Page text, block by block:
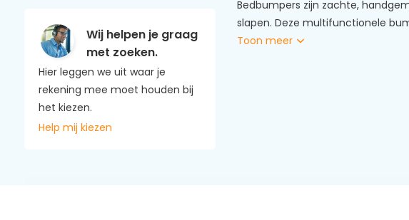
Wij helpen je graag
met zoeken.
Hier leggen we uit waar je
rekening mee moet houden bij
het kiezen.
Help mij kiezen
Bedbumpers zijn zachte,
slapen. Deze multifunctionele
Toon meer